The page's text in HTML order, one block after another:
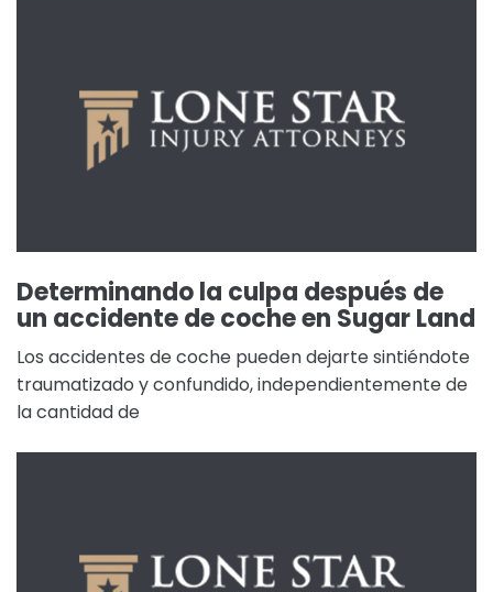
Determinando la culpa después de
un accidente de coche en Sugar Land
Los accidentes de coche pueden dejarte sintiéndote
traumatizado y confundido, independientemente de
la cantidad de